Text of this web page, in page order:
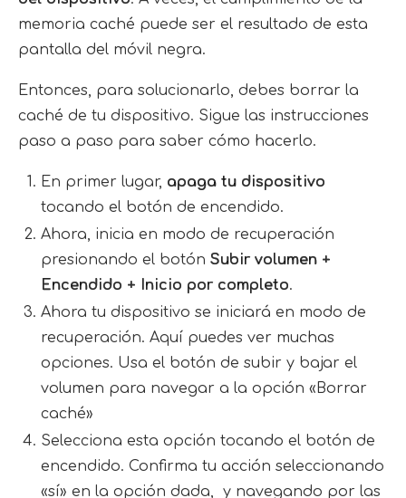
memoria caché puede ser el resultado de esta
pantalla del móvil negra.
Entonces, para solucionarlo, debes borrar la
caché de tu dispositivo. Sigue las instrucciones
paso a paso para saber cómo hacerlo.
En primer lugar, apaga tu dispositivo
tocando el botón de encendido.
Ahora, inicia en modo de recuperación
presionando el botón Subir volumen +
Encendido + Inicio por completo.
Ahora tu dispositivo se iniciará en modo de
recuperación. Aquí puedes ver muchas
opciones. Usa el botón de subir y bajar el
volumen para navegar a la opción «Borrar
caché»
Selecciona esta opción tocando el botón de
encendido. Confirma tu acción seleccionando
«sí» en la opción dada, y navegando por las